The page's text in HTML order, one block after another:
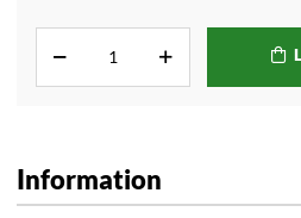
Information